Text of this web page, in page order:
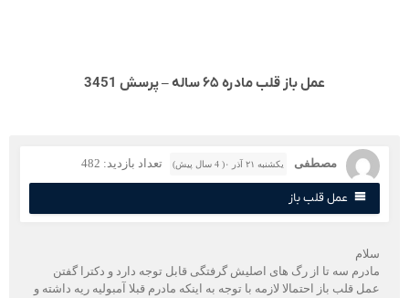
عمل باز قلب مادره ۶۵ ساله – پرسش 3451
مصطفی یکشنبه ۲۱ آذر ۰( 4 سال پیش) تعداد بازدید: 482
عمل قلب باز
سه تا از رگ های اصلیش گرفتگی قابل توجه دارد و دکترا گفتن
قلب باز احتمالا لازمه با توجه به اینکه مادرم قبلا آمبولیه ریه داشته و